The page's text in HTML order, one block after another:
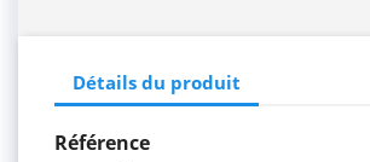
Détails du produit
Référence